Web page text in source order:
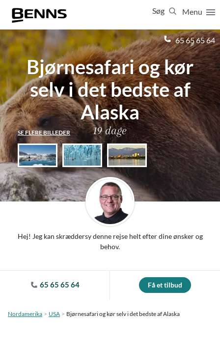
Menu
Søg
65 65 65 64
Bjørnesafari og kør
selv i det bedste af
Alaska
19 dage
SE FLERE BILLEDER
Hej! Jeg kan skræddersy denne rejse helt efter dine ønsker og
behov.
65 65 65 64 Få et tilbud
Nordamerika USA Bjørnesafari og kør selv i det bedste af Alaska
Luk
Vis resultater for: Alle
Ferierejser
Firma- og temarejser
Studierejser